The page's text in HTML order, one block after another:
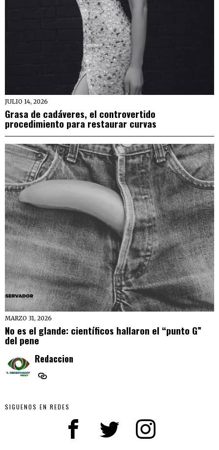
JULIO 14, 2026
Grasa de cadáveres, el controvertido
procedimiento para restaurar curvas
MARZO 31, 2026
No es el glande: científicos hallaron el “punto G”
del pene
Redaccion
SIGUENOS EN REDES